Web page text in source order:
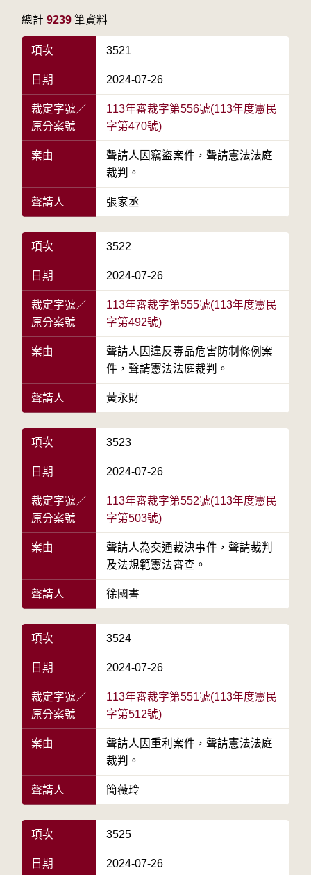
總計 9239 筆資料
項次 3521
日期 2024-07-26
裁定字號／
原分案號
113年審裁字第556號(113年度憲民
字第470號)
案由
聲請人因竊盜案件，聲請憲法法庭
裁判。
聲請人 張家丞
項次 3522
日期 2024-07-26
裁定字號／
原分案號
113年審裁字第555號(113年度憲民
字第492號)
案由
聲請人因違反毒品危害防制條例案
件，聲請憲法法庭裁判。
聲請人 黃永財
項次 3523
日期 2024-07-26
裁定字號／
原分案號
113年審裁字第552號(113年度憲民
字第503號)
案由
聲請人為交通裁決事件，聲請裁判
及法規範憲法審查。
聲請人 徐國書
項次 3524
日期 2024-07-26
裁定字號／
原分案號
113年審裁字第551號(113年度憲民
字第512號)
案由
聲請人因重利案件，聲請憲法法庭
裁判。
聲請人 簡薇玲
項次 3525
日期 2024-07-26